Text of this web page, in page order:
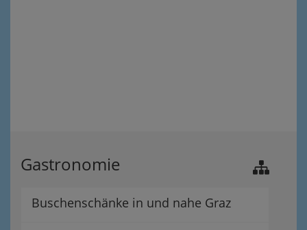
Gastronomie
Buschenschänke in und nahe Graz